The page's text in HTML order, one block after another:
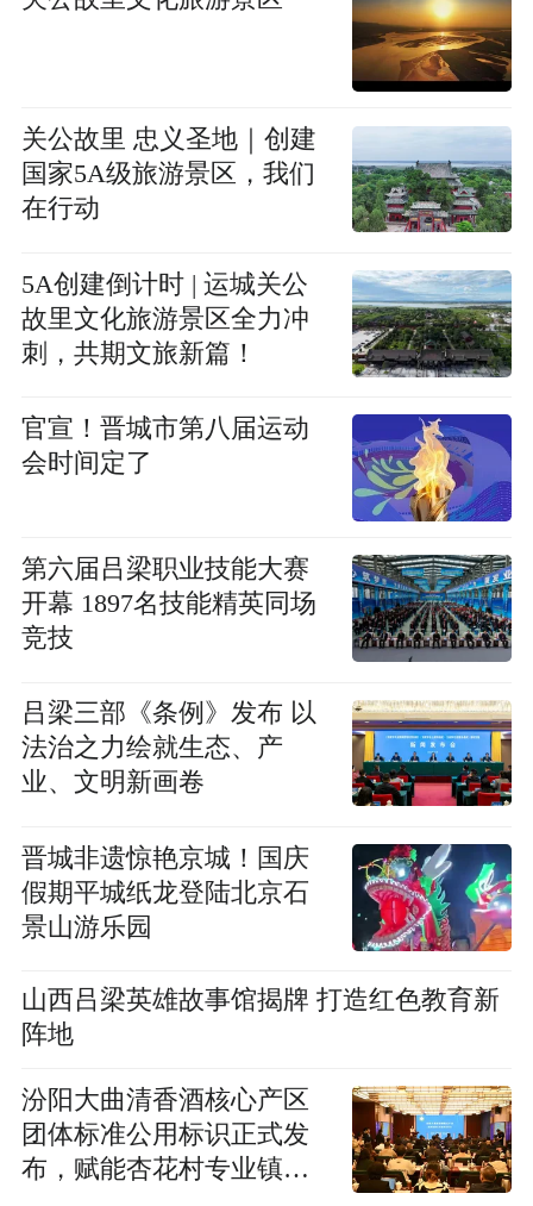
关公故里 忠义圣地｜创建
国家5A级旅游景区，我们
在行动
5A创建倒计时 | 运城关公
故里文化旅游景区全力冲
刺，共期文旅新篇！
官宣！晋城市第八届运动
会时间定了
第六届吕梁职业技能大赛
开幕 1897名技能精英同场
竞技
吕梁三部《条例》发布 以
法治之力绘就生态、产
业、文明新画卷
晋城非遗惊艳京城！国庆
假期平城纸龙登陆北京石
景山游乐园
山西吕梁英雄故事馆揭牌 打造红色教育新
阵地
汾阳大曲清香酒核心产区
团体标准公用标识正式发
布，赋能杏花村专业镇高